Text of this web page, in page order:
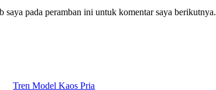
saya pada peramban ini untuk komentar saya berikutnya.
Tren Model Kaos Pria